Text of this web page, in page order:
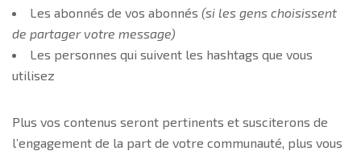
Les abonnés de vos abonnés (si les gens choisissent
de partager votre message)
Les personnes qui suivent les hashtags que vous
utilisez
Plus vos contenus seront pertinents et susciterons de
l’engagement de la part de votre communauté, plus vous